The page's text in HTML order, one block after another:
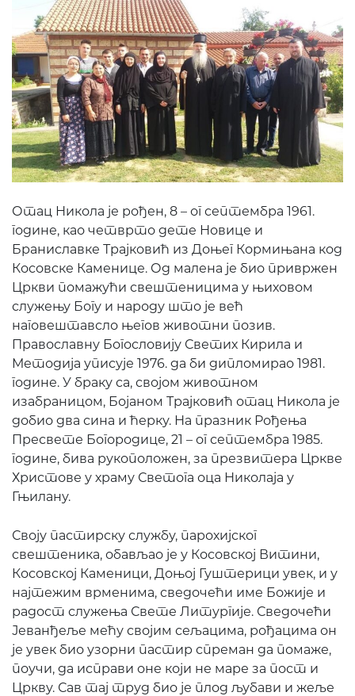
Отац Никола је рођен, 8 – ог септембра 1961.
године, као четврто дете Новице и
Браниславке Трајковић из Доњег Кормињана код
Косовске Каменице. Од малена је био привржен
Цркви помажући свештеницима у њиховом
служењу Богу и народу што је већ
наговештавсло његов животни позив.
Православну Богословију Светих Кирила и
Методија уписује 1976. да би дипломирао 1981.
године. У браку са, својом животном
изабраницом, Бојаном Трајковић отац Никола је
добио два сина и ћерку. На празник Рођења
Пресвете Богородице, 21 – ог септембра 1985.
године, бива рукоположен, за презвитера Цркве
Христове у храму Светога оца Николаја у
Гњилану.
Своју пастирску службу, парохијског
свештеника, обављао је у Косовској Витини,
Косовској Каменици, Доњој Гуштерици увек, и у
најтежим врменима, сведочећи име Божије и
радост служења Свете Литургије. Сведочећи
Јеванђеље мећу својим сељацима, рођацима он
је увек био узорни пастир спреман да помаже,
поучи, да исправи оне који не маре за пост и
Цркву. Сав тај труд био је плод љубави и жеље